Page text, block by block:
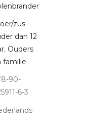
zus
dan 12
, Ouders
familie
90-
6-3